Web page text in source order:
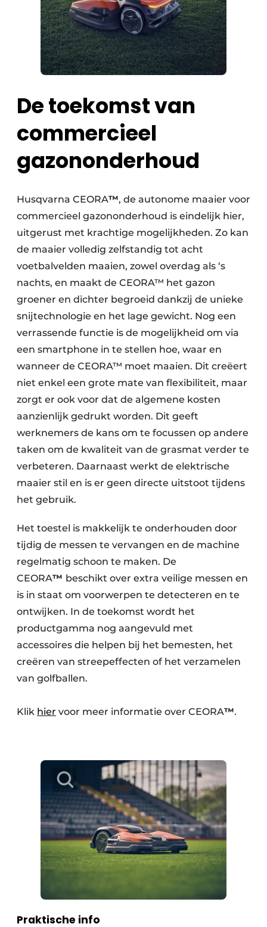
De toekomst van
commercieel
gazononderhoud
Husqvarna CEORA™, de autonome maaier voor
commercieel gazononderhoud is eindelijk hier,
uitgerust met krachtige mogelijkheden. Zo kan
de maaier volledig zelfstandig tot acht
voetbalvelden maaien, zowel overdag als ‘s
nachts, en maakt de CEORA™ het gazon
groener en dichter begroeid dankzij de unieke
snijtechnologie en het lage gewicht. Nog een
verrassende functie is de mogelijkheid om via
een smartphone in te stellen hoe, waar en
wanneer de CEORA™ moet maaien. Dit creëert
niet enkel een grote mate van flexibiliteit, maar
zorgt er ook voor dat de algemene kosten
aanzienlijk gedrukt worden. Dit geeft
werknemers de kans om te focussen op andere
taken om de kwaliteit van de grasmat verder te
verbeteren. Daarnaast werkt de elektrische
maaier stil en is er geen directe uitstoot tijdens
het gebruik.
Het toestel is makkelijk te onderhouden door
tijdig de messen te vervangen en de machine
regelmatig schoon te maken. De
CEORA™ beschikt over extra veilige messen en
is in staat om voorwerpen te detecteren en te
ontwijken. In de toekomst wordt het
productgamma nog aangevuld met
accessoires die helpen bij het bemesten, het
creëren van streepeffecten of het verzamelen
van golfballen.
Klik hier voor meer informatie over CEORA™.
Praktische info